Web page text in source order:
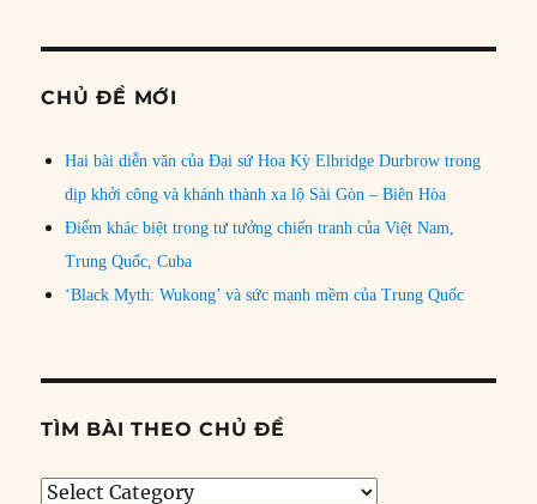
CHỦ ĐỀ MỚI
Hai bài diễn văn của Đại sứ Hoa Kỳ Elbridge Durbrow trong
dịp khởi công và khánh thành xa lộ Sài Gòn – Biên Hòa
Điểm khác biệt trong tư tưởng chiến tranh của Việt Nam,
Trung Quốc, Cuba
‘Black Myth: Wukong’ và sức mạnh mềm của Trung Quốc
TÌM BÀI THEO CHỦ ĐỀ
Tìm